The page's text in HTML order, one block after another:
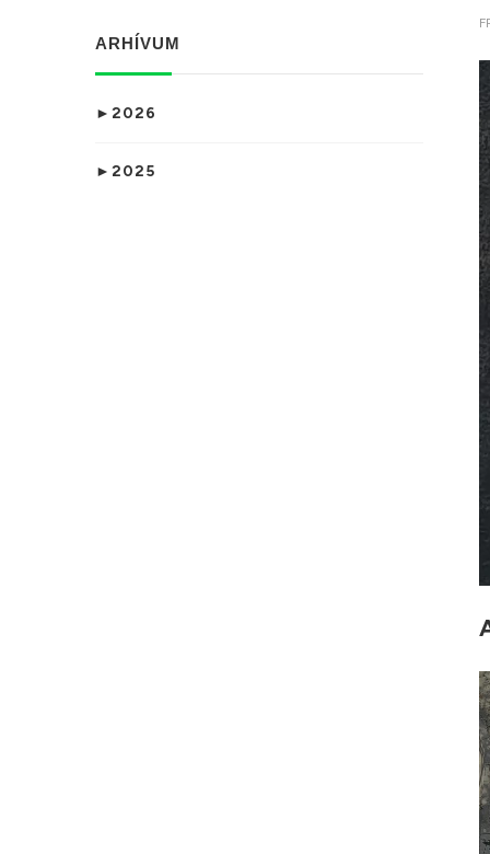
ARHÍVUM
► 2026
► 2025